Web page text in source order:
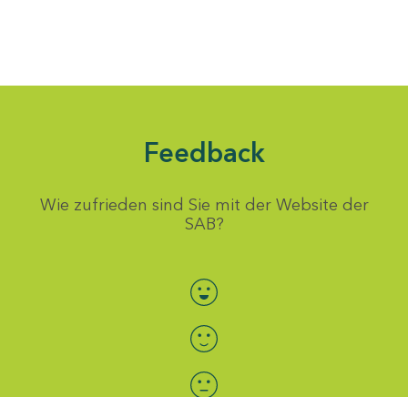
Feedback
Wie zufrieden sind Sie mit der Website der
SAB?
Bewertung auswählen